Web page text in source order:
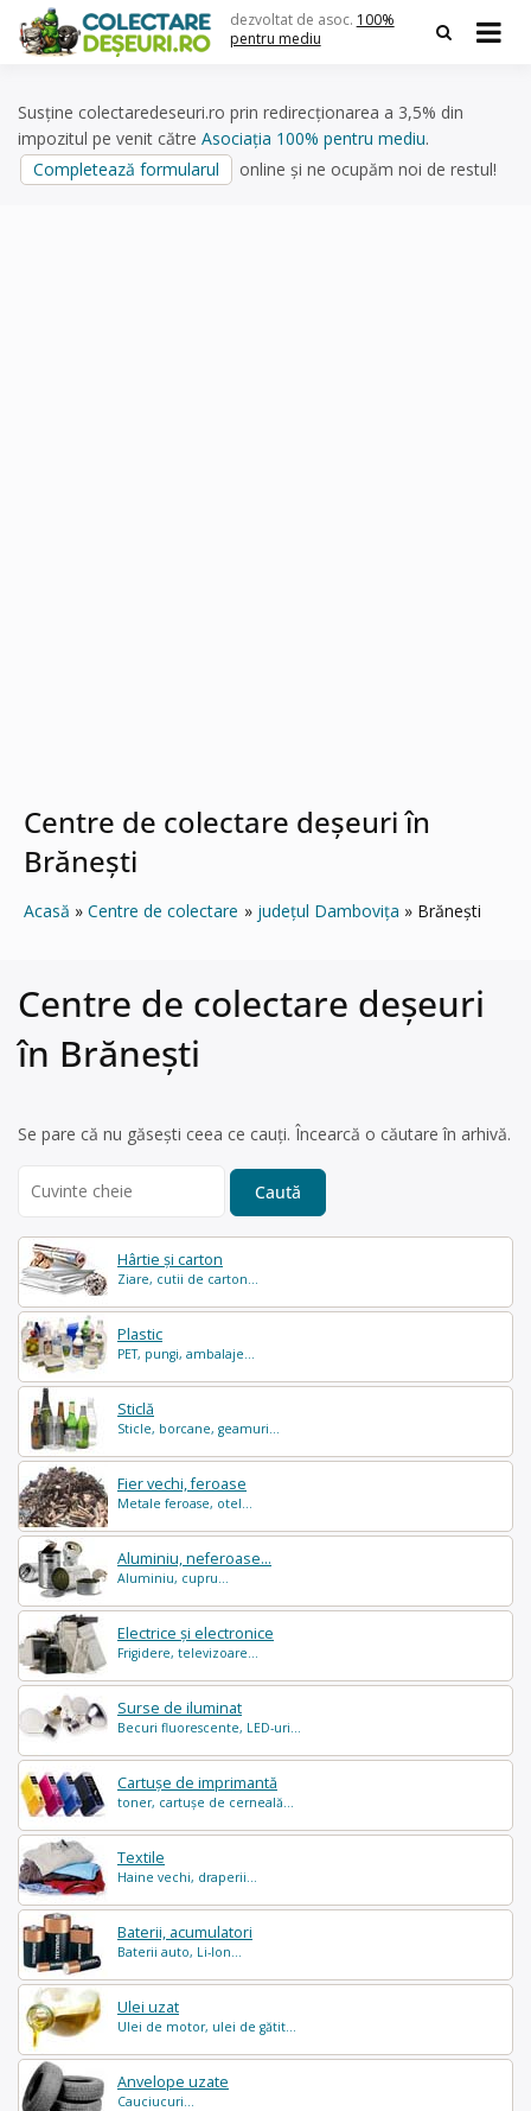
content
dezvoltat de asoc. 100%
pentru mediu
Susține colectaredeseuri.ro prin redirecționarea a 3,5% din
impozitul pe venit către Asociația 100% pentru mediu.
Completează formularul
online și ne ocupăm noi de restul!
Centre de colectare deșeuri în
Brăneşti
Acasă Centre de colectare județul Dambovița Brăneşti
Hârtie și carton
Ziare, cutii de carton...
Plastic
PET, pungi, ambalaje...
Sticlă
Sticle, borcane, geamuri...
Fier vechi, feroase
Metale feroase, otel...
Aluminiu, neferoase...
Aluminiu, cupru...
Electrice și electronice
Frigidere, televizoare...
Surse de iluminat
Becuri fluorescente, LED-uri...
Cartușe de imprimantă
toner, cartușe de cerneală...
Textile
Haine vechi, draperii...
Baterii, acumulatori
Baterii auto, Li-Ion...
Ulei uzat
Ulei de motor, ulei de gătit...
Anvelope uzate
Cauciucuri...
Centre de colectare deșeuri
în Brăneşti
Se pare că nu găsești ceea ce cauți. Încearcă o căutare în arhivă.
for: